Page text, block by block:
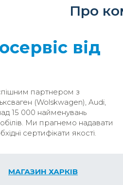
Про
від
партнером з
(Wolskwagen), Audi,
15 000 найменувань
Ми прагнемо надавати
сертифікати якості.
МАГАЗИН ХАРКІВ